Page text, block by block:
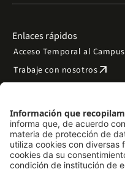
Enlaces rápidos
Acceso Temporal al Campus
Trabaje con nosotrosarrow_outward
Preguntas frecuentes
Filantropía y donacionesarrow_outward
Mapa del sitio arrow_outward